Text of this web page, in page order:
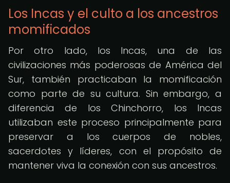
Los Incas y el culto a los ancestros
momificados
Por otro lado, los Incas, una de las
civilizaciones más poderosas de América del
Sur, también practicaban la momificación
como parte de su cultura. Sin embargo, a
diferencia de los Chinchorro, los Incas
utilizaban este proceso principalmente para
preservar a los cuerpos de nobles,
sacerdotes y líderes, con el propósito de
mantener viva la conexión con sus ancestros.